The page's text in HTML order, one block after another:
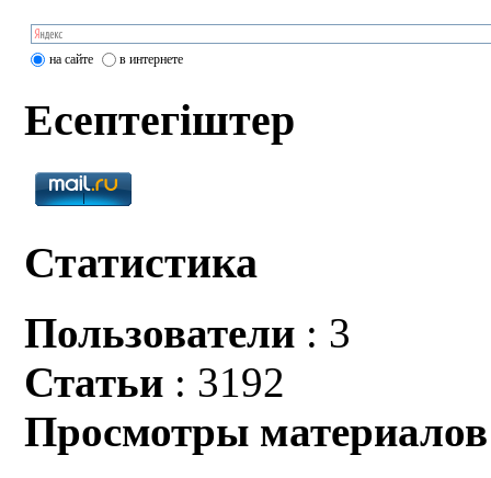
на сайте в интернете
Есептегіштер
Статистика
Пользователи : 3
Статьи : 3192
Просмотры материалов